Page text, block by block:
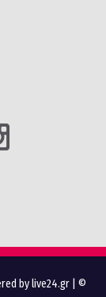
by live24.gr | ©